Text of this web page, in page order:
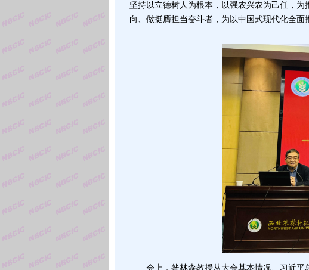
坚持以立德树人为根本，以强农兴农为己任，
向、做挺膺担当奋斗者，为以中国式现代化全面
会上，昝林森教授从大会基本情况、习近